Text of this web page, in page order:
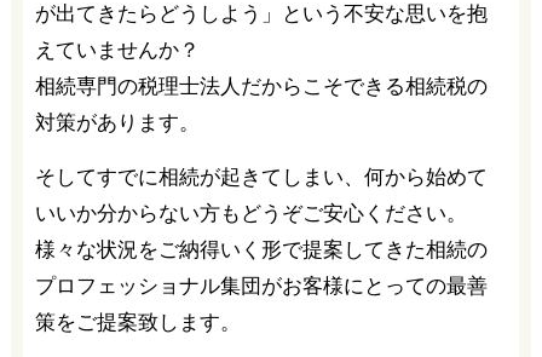
が出てきたらどうしよう」という不安な思いを抱
えていませんか？
相続専門の税理士法人だからこそできる相続税の
対策があります。
そしてすでに相続が起きてしまい、何から始めて
いいか分からない方もどうぞご安心ください。
様々な状況をご納得いく形で提案してきた相続の
プロフェッショナル集団がお客様にとっての最善
策をご提案致します。